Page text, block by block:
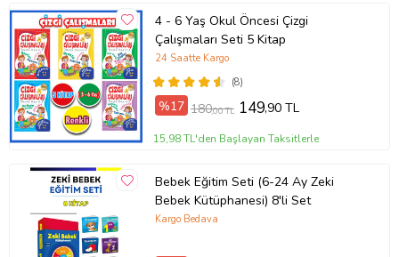
Ünlü Fransız general Napolyon ile bir tür kirazın adı arasında ne tür
bir ilişki olabilir? Gizemli bir geçmişi olan şubat sözcüğünün kökeni
ile ilgili iddialar neler?
El arabası ile karyola arasında nasıl bir ilgi var peki? İşte bu
soruların yanıtları ve daha fazlası bu kitapta sizleri bekliyor!
, bugünkü anlamına nasıl kavuştuğunu öğrenecek ;
Türkçe üzerine düşünürken zaman zaman gülecek eğlenecek hatta
başka konuları merak edeceksiniz!..
4 - 6 Yaş Okul Öncesi Çizgi
Çalışmaları Seti 5 Kitap
(8)
24 Saatte Kargo
%17 180,00 TL 149,90 TL
15,98 TL'den Başlayan Taksitlerle
Bebek Eğitim Seti (6-24 Ay Zeki
Bebek Kütüphanesi) 8'li Set
Kargo Bedava